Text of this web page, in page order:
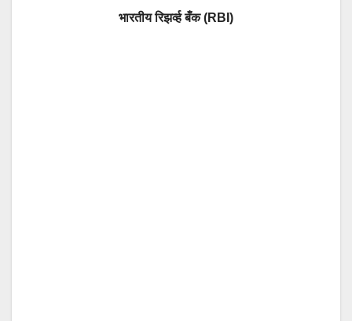
भारतीय रिझर्व्ह बँक (RBI)